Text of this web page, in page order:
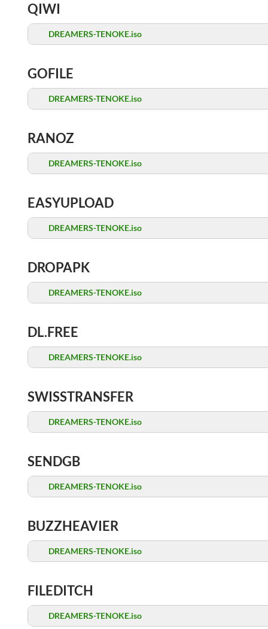
QIWI
DREAMERS-TENOKE.iso
GOFILE
DREAMERS-TENOKE.iso
RANOZ
DREAMERS-TENOKE.iso
EASYUPLOAD
DREAMERS-TENOKE.iso
DROPAPK
DREAMERS-TENOKE.iso
DL.FREE
DREAMERS-TENOKE.iso
SWISSTRANSFER
DREAMERS-TENOKE.iso
SENDGB
DREAMERS-TENOKE.iso
BUZZHEAVIER
DREAMERS-TENOKE.iso
FILEDITCH
DREAMERS-TENOKE.iso